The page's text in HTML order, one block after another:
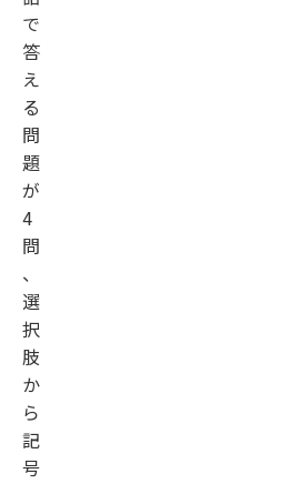
で
答
え
る
問
題
が
4
問
、
選
択
肢
か
ら
記
号